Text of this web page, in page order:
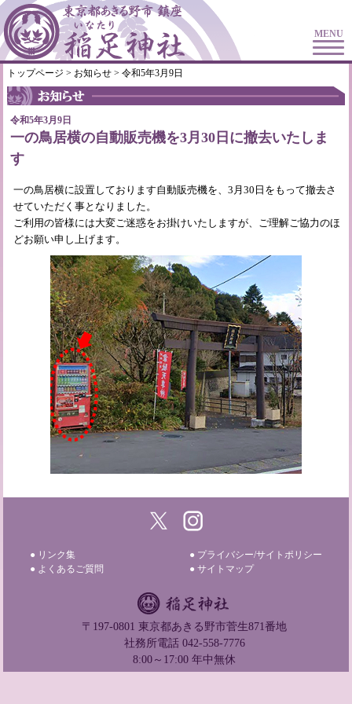
MENU
トップページ > お知らせ> 令和5年3月9日
令和5年3月9日
一の鳥居横の自動販売機を3月30日に撤去いたしま
す
一の鳥居横に設置しております自動販売機を、3月30日をもって撤去さ
せていただく事となりました。
ご利用の皆様には大変ご迷惑をお掛けいたしますが、ご理解ご協力のほ
どお願い申し上げます。
● リンク集
● よくあるご質問
● プライバシー/サイトポリシー
● サイトマップ
〒197-0801 東京都あきる野市菅生871番地
社務所電話 042-558-7776
8:00～17:00 年中無休